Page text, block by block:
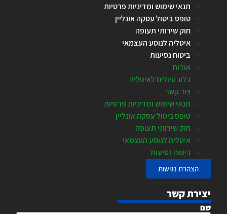
תנאי שימוש ומדיניות פרטיות
טופס ביטול עסקה אונליין
חוק שירותי תעופה
איטליה לנוסע העצמאי
ביטוח נסיעות
אודות
בלוג טיולים לאיטליה
צור קשר
תנאי שימוש ומדיניות פרטיות
טופס ביטול עסקה אונליין
חוק שירותי תעופה
איטליה לנוסע העצמאי
ביטוח נסיעות
הצהרת נגישות
יצירת קשר
שם